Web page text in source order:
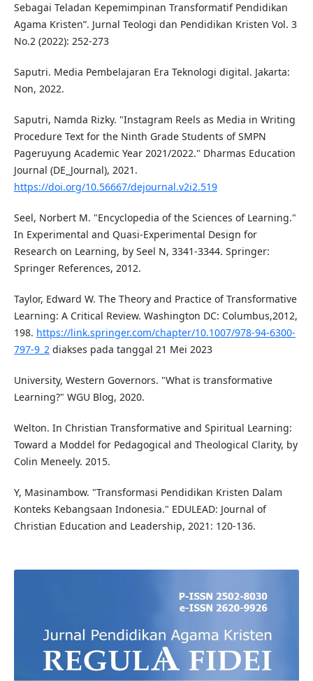
Sebagai Teladan Kepemimpinan Transformatif Pendidikan
Agama Kristen”. Jurnal Teologi dan Pendidikan Kristen Vol. 3
No.2 (2022): 252-273
Saputri. Media Pembelajaran Era Teknologi digital. Jakarta:
Non, 2022.
Saputri, Namda Rizky. "Instagram Reels as Media in Writing
Procedure Text for the Ninth Grade Students of SMPN
Pageruyung Academic Year 2021/2022." Dharmas Education
Journal (DE_Journal), 2021.
https://doi.org/10.56667/dejournal.v2i2.519
Seel, Norbert M. "Encyclopedia of the Sciences of Learning."
In Experimental and Quasi-Experimental Design for
Research on Learning, by Seel N, 3341-3344. Springer:
Springer References, 2012.
Taylor, Edward W. The Theory and Practice of Transformative
Learning: A Critical Review. Washington DC: Columbus,2012,
198. https://link.springer.com/chapter/10.1007/978-94-6300-
797-9_2diakses pada tanggal 21 Mei 2023
University, Western Governors. "What is transformative
Learning?" WGU Blog, 2020.
Welton. In Christian Transformative and Spiritual Learning:
Toward a Moddel for Pedagogical and Theological Clarity, by
Colin Meneely. 2015.
Y, Masinambow. "Transformasi Pendidikan Kristen Dalam
Konteks Kebangsaan Indonesia." EDULEAD: Journal of
Christian Education and Leadership, 2021: 120-136.